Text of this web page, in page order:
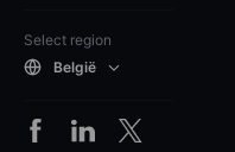
Select region
België